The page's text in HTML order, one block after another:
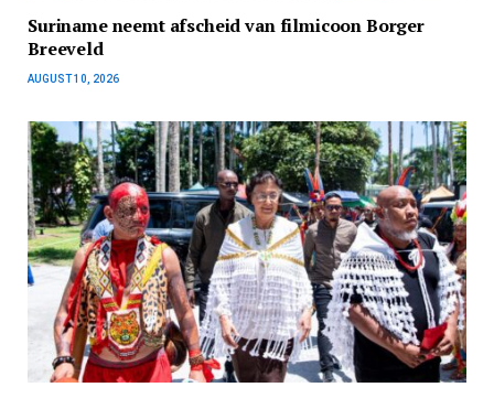
Suriname neemt afscheid van filmicoon Borger
Breeveld
AUGUST 10, 2026